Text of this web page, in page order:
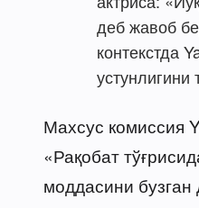
деб жавоб
контекстда
устунлигини
Махсус комиссия
«Рақобат
моддасини